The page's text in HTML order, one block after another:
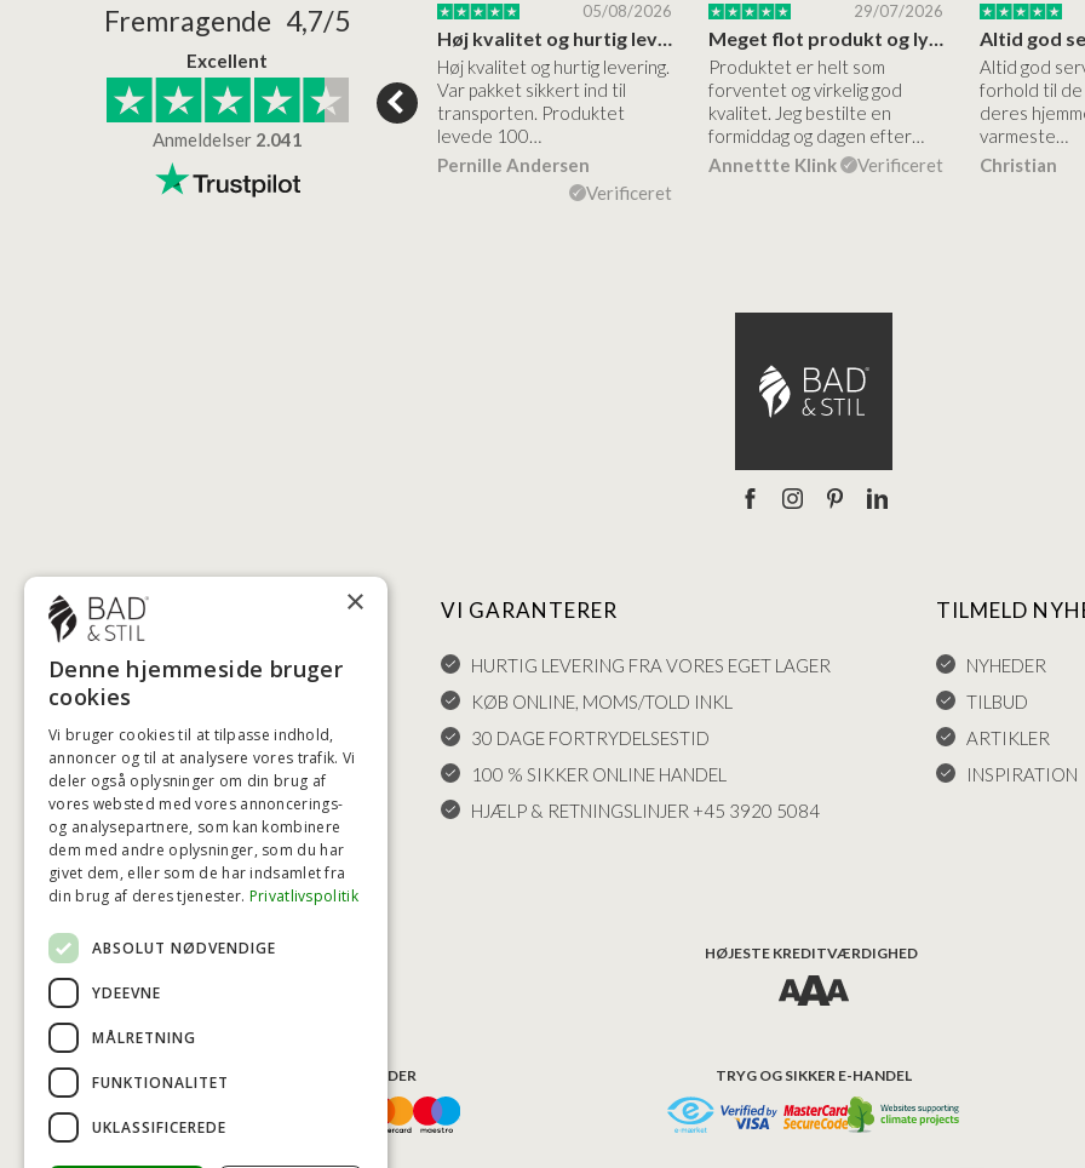
Fremragende 4,7/5
Excellent
Anmeldelser 2.041
24/01/2026
Superflot bademøbel og rigtig lynhurtig…
22/01/2026
Kanon god service
Kanon god service. Varerne
bliver leveret hurtigt, og det
er virkelig kvalitet.
Lise
05/08/2026
Høj kvalitet og hurtig levering
Høj kvalitet og hurtig levering.
Var pakket sikkert ind til
transporten. Produktet
levede 100…
Pernille Andersen
Verificeret
29/07/2026
Meget flot produkt og lynhurtigt levering
Produktet er helt som
forventet og virkelig god
kvalitet. Jeg bestilte en
formiddag og dagen efter…
Annettte Klink
Verificeret
Altid god
forhold til de
deres
varmeste…
Christian
NYTTIGE LINKS
HANDELSBETINGELSER
LEVERING OG RETURET
FORTRYDELSESRET
KLAGER
FRAGT
INDSTILLINGER FOR COOKIES
VI GARANTERER
HURTIG LEVERING FRA VORES EGET LAGER
KØB ONLINE, MOMS/TOLD INKL
30 DAGE FORTRYDELSESTID
100 % SIKKER ONLINE HANDEL
HJÆLP & RETNINGSLINJER +45 3920 5084
TILMELD
NYHEDER
TILBUD
ARTIKLER
INSPIRATION
HØJESTE KREDITVÆRDIGHED
BETALINGSMULIGHEDER TRYG OG SIKKER E-HANDEL
×
Denne hjemmeside bruger
cookies
Vi bruger cookies til at tilpasse indhold,
annoncer og til at analysere vores trafik. Vi
deler også oplysninger om din brug af
vores websted med vores annoncerings-
og analysepartnere, som kan kombinere
dem med andre oplysninger, som du har
givet dem, eller som de har indsamlet fra
din brug af deres tjenester. Privatlivspolitik
ABSOLUT NØDVENDIGE
YDEEVNE
MÅLRETNING
FUNKTIONALITET
UKLASSIFICEREDE